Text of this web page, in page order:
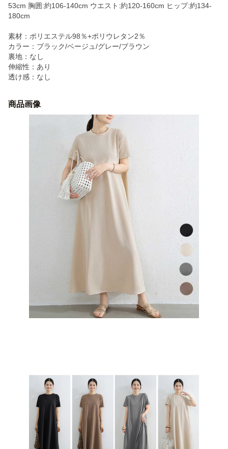
53cm 胸囲:約106-140cm ウエスト:約120-160cm ヒップ:約134-
180cm
素材：ポリエステル98％+ポリウレタン2％
カラー：ブラック/ベージュ/グレー/ブラウン
裏地：なし
伸縮性：あり
透け感：なし
商品画像